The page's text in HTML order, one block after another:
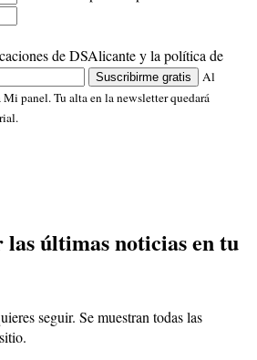
de DSAlicante y la política de
Suscribirme gratis
Al
Mi panel. Tu alta en la newsletter quedará
últimas noticias en tu
seguir. Se muestran todas las